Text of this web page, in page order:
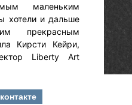
маленьким
хотели и дальше
прекрасным
Кирсти Кейри,
Liberty Art